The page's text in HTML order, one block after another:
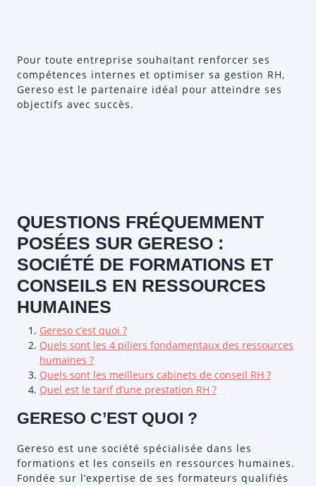
Pour toute entreprise souhaitant renforcer ses
compétences internes et optimiser sa gestion RH,
Gereso est le partenaire idéal pour atteindre ses
objectifs avec succès.
QUESTIONS FRÉQUEMMENT
POSÉES SUR GERESO :
SOCIÉTÉ DE FORMATIONS ET
CONSEILS EN RESSOURCES
HUMAINES
Gereso c’est quoi ?
Quels sont les 4 piliers fondamentaux des ressources
humaines ?
Quels sont les meilleurs cabinets de conseil RH ?
Quel est le tarif d’une prestation RH ?
GERESO C’EST QUOI ?
Gereso est une société spécialisée dans les
formations et les conseils en ressources humaines.
Fondée sur l’expertise de ses formateurs qualifiés